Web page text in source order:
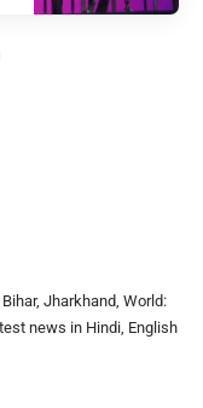
Jharkhand, World:
news in Hindi, English